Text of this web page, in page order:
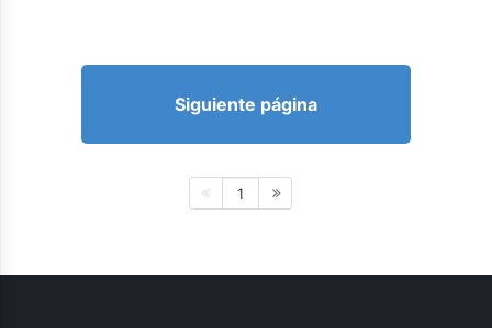
Siguiente página
1